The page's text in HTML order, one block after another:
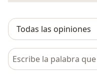
Busca en opiniones